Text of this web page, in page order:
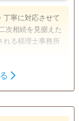
丁寧に対応させて
次相続を見据えた
れる税理士事務所